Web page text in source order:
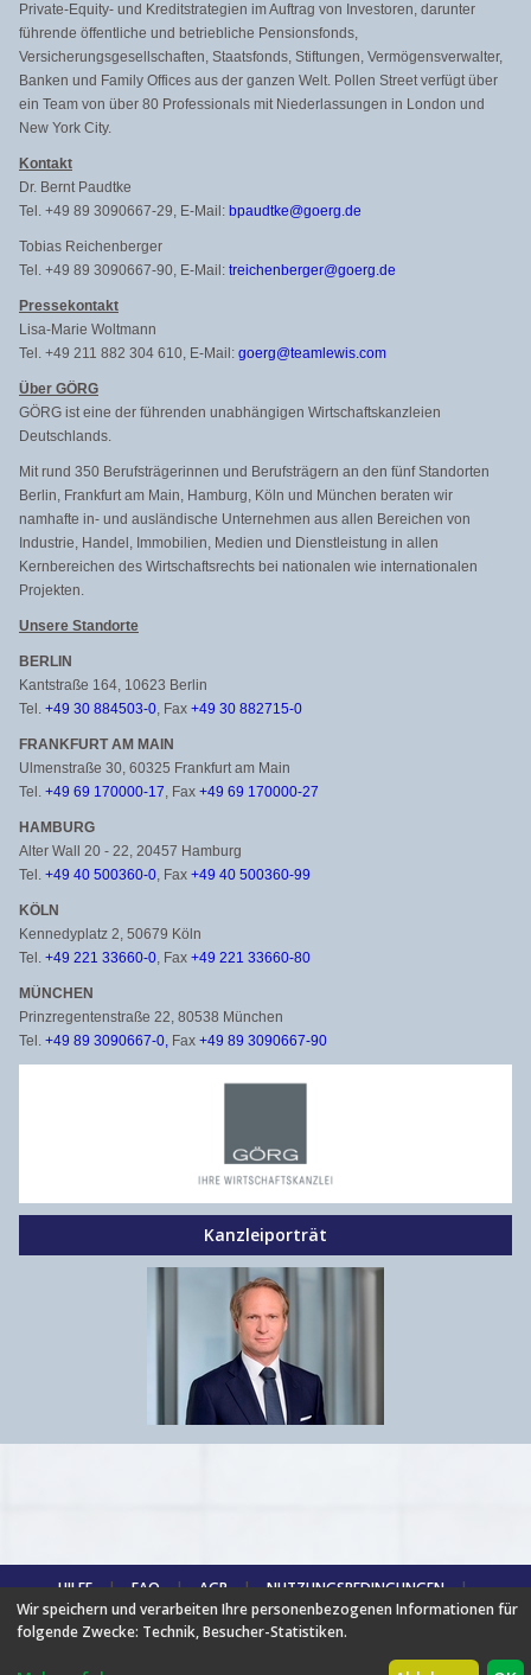
Private-Equity- und Kreditstrategien im Auftrag von Investoren, darunter
führende öffentliche und betriebliche Pensionsfonds,
Versicherungsgesellschaften, Staatsfonds, Stiftungen, Vermögensverwalter,
Banken und Family Offices aus der ganzen Welt. Pollen Street verfügt über
ein Team von über 80 Professionals mit Niederlassungen in London und
New York City.
Kontakt
Dr. Bernt Paudtke
Tel. +49 89 3090667-29, E-Mail: bpaudtke@goerg.de
Tobias Reichenberger
Tel. +49 89 3090667-90, E-Mail: treichenberger@goerg.de
Pressekontakt
Lisa-Marie Woltmann
Tel. +49 211 882 304 610, E-Mail: goerg@teamlewis.com
Über GÖRG
GÖRG ist eine der führenden unabhängigen Wirtschaftskanzleien
Deutschlands.
Mit rund 350 Berufsträgerinnen und Berufsträgern an den fünf Standorten
Berlin, Frankfurt am Main, Hamburg, Köln und München beraten wir
namhafte in- und ausländische Unternehmen aus allen Bereichen von
Industrie, Handel, Immobilien, Medien und Dienstleistung in allen
Kernbereichen des Wirtschaftsrechts bei nationalen wie internationalen
Projekten.
Unsere Standorte
BERLIN
Kantstraße 164, 10623 Berlin
Tel. +49 30 884503-0, Fax +49 30 882715-0
FRANKFURT AM MAIN
Ulmenstraße 30, 60325 Frankfurt am Main
Tel. +49 69 170000-17, Fax +49 69 170000-27
HAMBURG
Alter Wall 20 - 22, 20457 Hamburg
Tel. +49 40 500360-0, Fax +49 40 500360-99
KÖLN
Kennedyplatz 2, 50679 Köln
Tel. +49 221 33660-0, Fax +49 221 33660-80
MÜNCHEN
Prinzregentenstraße 22, 80538 München
Tel. +49 89 3090667-0, Fax +49 89 3090667-90
Kanzleiporträt
HILFE | FAQ | AGB | NUTZUNGSBEDINGUNGEN
|
DATENSCHUTZ
| ÜBER UNS | NEUIGKEITEN | PARTNER
|
PREISE
| BROSCHÜRE | IMPRESSUM
Wir speichern und verarbeiten Ihre personenbezogenen Informationen für
folgende Zwecke: Technik, Besucher-Statistiken.